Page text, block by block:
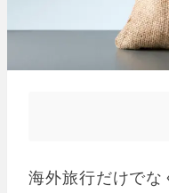
海外旅行だけでな